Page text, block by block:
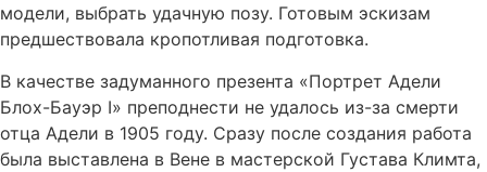
модели, выбрать удачную позу. Готовым эскизам
предшествовала кропотливая подготовка.
В качестве задуманного презента «Портрет Адели
Блох-Бауэр I» преподнести не удалось из-за смерти
отца Адели в 1905 году. Сразу после создания работа
была выставлена в Вене в мастерской Густава Климта,